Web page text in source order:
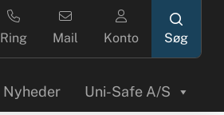
Ring Mail Konto
search
Uni-Safe A/S
Nyheder